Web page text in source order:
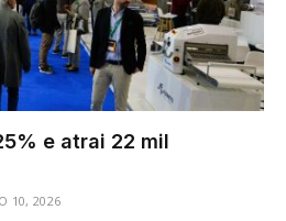
e atrai 22 mil
10, 2026